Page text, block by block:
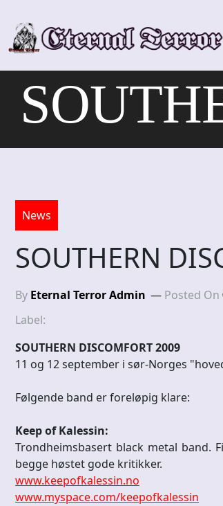
content
News
SOUTHERN
By Eternal Terror Admin Posted On
Label:
SOUTHERN DISCOMFORT 2009
11 og 12 september i sør-Norges
Følgende band er foreløpig klare:
Keep of Kalessin:
Trondheimsbasert black metal band.
begge høstet gode kritikker.
www.keepofkalessin.no
www.myspace.com/keepofkalessin